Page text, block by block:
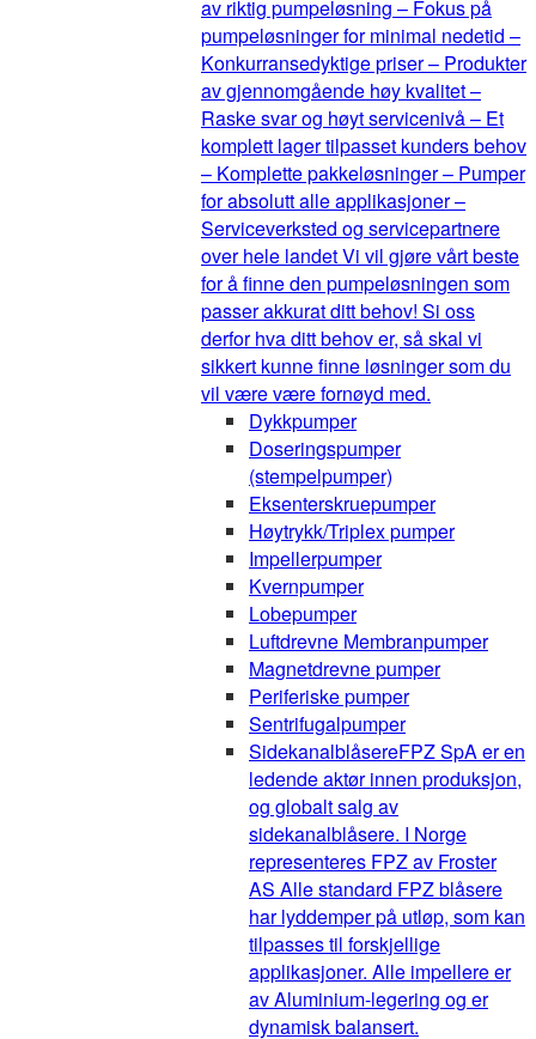
av riktig pumpeløsning – Fokus på
pumpeløsninger for minimal nedetid –
Konkurransedyktige priser – Produkter
av gjennomgående høy kvalitet –
Raske svar og høyt servicenivå – Et
komplett lager tilpasset kunders behov
– Komplette pakkeløsninger – Pumper
for absolutt alle applikasjoner –
Serviceverksted og servicepartnere
over hele landet Vi vil gjøre vårt beste
for å finne den pumpeløsningen som
passer akkurat ditt behov! Si oss
derfor hva ditt behov er, så skal vi
sikkert kunne finne løsninger som du
vil være være fornøyd med.
Dykkpumper
Doseringspumper
(stempelpumper)
Eksenterskruepumper
Høytrykk/Triplex pumper
Impellerpumper
Kvernpumper
Lobepumper
Luftdrevne Membranpumper
Magnetdrevne pumper
Periferiske pumper
Sentrifugalpumper
SidekanalblåsereFPZ SpA er en
ledende aktør innen produksjon,
og globalt salg av
sidekanalblåsere. I Norge
representeres FPZ av Froster
AS Alle standard FPZ blåsere
har lyddemper på utløp, som kan
tilpasses til forskjellige
applikasjoner. Alle impellere er
av Aluminium-legering og er
dynamisk balansert.